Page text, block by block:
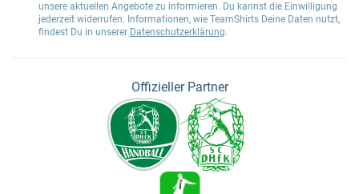
unsere aktuellen Angebote zu informieren. Du kannst die Einwilligung
jederzeit widerrufen. Informationen, wie TeamShirts Deine Daten nutzt,
findest Du in unserer Datenschutzerklärung.
Offizieller Partner